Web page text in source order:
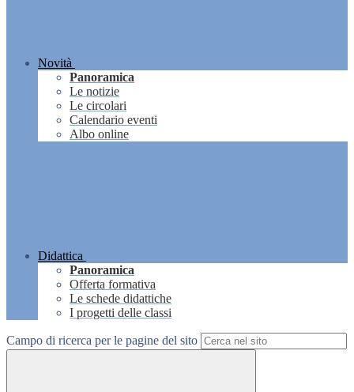
Novità
Panoramica
Le notizie
Le circolari
Calendario eventi
Albo online
Didattica
Panoramica
Offerta formativa
Le schede didattiche
I progetti delle classi
Campo di ricerca per le pagine del sito